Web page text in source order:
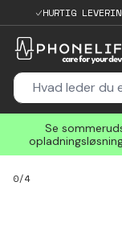
HURTIG
Se
0/4